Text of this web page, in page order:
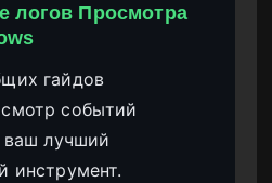
логов Просмотра
гайдов
событий
ваш лучший
инструмент.